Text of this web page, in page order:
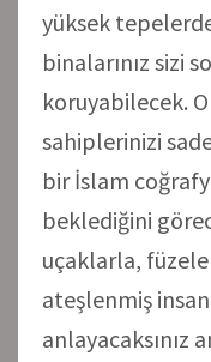
yüksek
binalarınız sizi
koruyabilecek.
sahiplerinizi
bir İslam
beklediğini
uçaklarla,
ateşlenmiş insan
anlayacaksınız